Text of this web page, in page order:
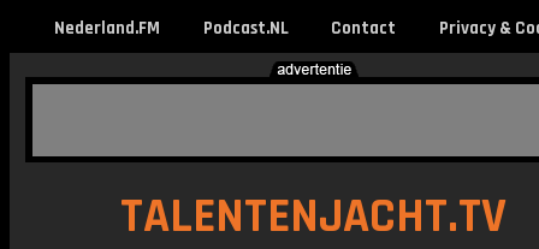
Nederland.FM Podcast.NL Contact Privacy &
TALENTENJACHT.TV